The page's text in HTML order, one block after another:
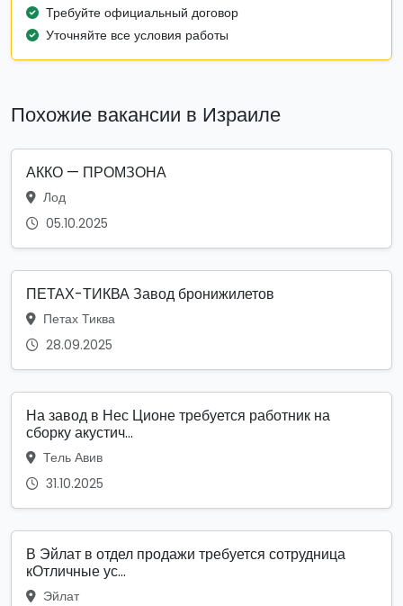
Требуйте официальный договор
Уточняйте все условия работы
Похожие вакансии в Израиле
АККО — ПРОМЗОНА
Лод
05.10.2025
ПЕТАХ-ТИКВА Завод бронижилетов
Петах Тиква
28.09.2025
На завод в Нес Ционе требуется работник на
сборку акустич...
Тель Авив
31.10.2025
В Эйлат в отдел продажи требуется сотрудница
кОтличные ус...
Эйлат